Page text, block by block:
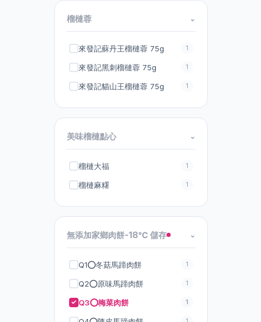
NMNPRO 1
Plift 唇部精華美容液
Root science 1
S&C Scret
Sakirana
Serenia
Smell Good Feel Good 88
Source de beauté 美琦源
THE GINZA 2
品）
榴槤蓉 ⌄
來發記蘇丹王榴槤蓉 75g 1
來發記黑刺榴槤蓉 75g 1
來發記貓山王榴槤蓉 75g 1
美味榴槤點心 ⌄
榴槤大福 1
榴槤麻糬 1
無添加家鄉肉餅-18℃ 儲存 ⌄
Q1⭕️冬菇馬蹄肉餅 1
Q2⭕️原味馬蹄肉餅 1
Q3⭕️梅菜肉餅 1